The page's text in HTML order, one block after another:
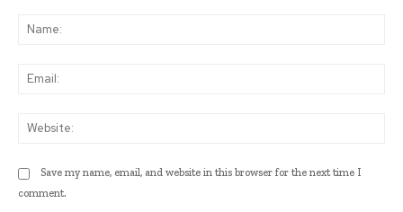
Save my name, email, and website in this browser for the next time I
comment.